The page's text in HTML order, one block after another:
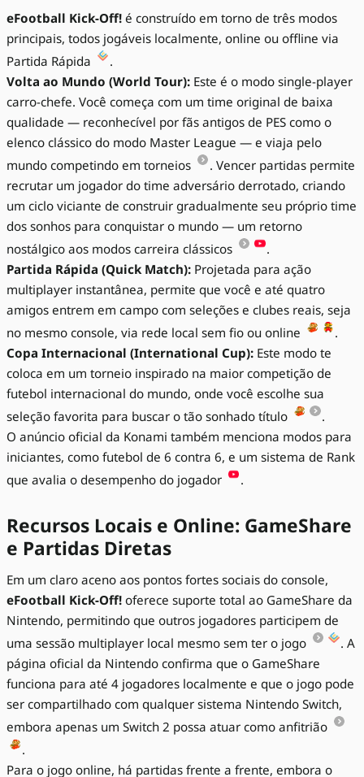
eFootball Kick-Off! é construído em torno de três modos
principais, todos jogáveis localmente, online ou offline via
Partida Rápida
.
Volta ao Mundo (World Tour): Este é o modo single-player
carro-chefe. Você começa com um time original de baixa
qualidade — reconhecível por fãs antigos de PES como o
elenco clássico do modo Master League — e viaja pelo
mundo competindo em torneios
. Vencer partidas permite
recrutar um jogador do time adversário derrotado, criando
um ciclo viciante de construir gradualmente seu próprio time
dos sonhos para conquistar o mundo — um retorno
nostálgico aos modos carreira clássicos
.
Partida Rápida (Quick Match): Projetada para ação
multiplayer instantânea, permite que você e até quatro
amigos entrem em campo com seleções e clubes reais, seja
no mesmo console, via rede local sem fio ou online
.
Copa Internacional (International Cup): Este modo te
coloca em um torneio inspirado na maior competição de
futebol internacional do mundo, onde você escolhe sua
seleção favorita para buscar o tão sonhado título
.
O anúncio oficial da Konami também menciona modos para
iniciantes, como futebol de 6 contra 6, e um sistema de Rank
que avalia o desempenho do jogador
.
Recursos Locais e Online: GameShare
e Partidas Diretas
Em um claro aceno aos pontos fortes sociais do console,
eFootball Kick-Off! oferece suporte total ao GameShare da
Nintendo, permitindo que outros jogadores participem de
uma sessão multiplayer local mesmo sem ter o jogo
. A
página oficial da Nintendo confirma que o GameShare
funciona para até 4 jogadores localmente e que o jogo pode
ser compartilhado com qualquer sistema Nintendo Switch,
embora apenas um Switch 2 possa atuar como anfitrião
.
Para o jogo online, há partidas frente a frente, embora o